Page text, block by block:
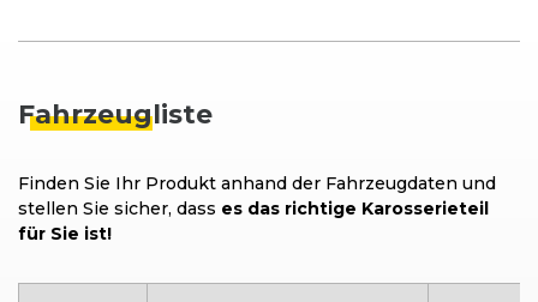
Fahrzeugliste
Finden Sie Ihr Produkt anhand der Fahrzeugdaten und
stellen Sie sicher, dass es das richtige Karosserieteil
für Sie ist!